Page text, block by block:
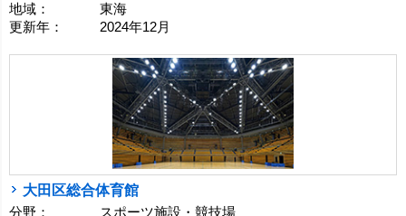
地域：
東海
更新年：
2024年12月
大田区総合体育館
分野：
スポーツ施設・競技場